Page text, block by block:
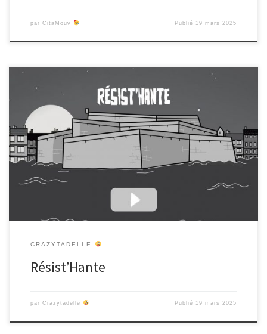
par CitaMouv Publié 19 mars 2025
Resist’Hante : Un outil pédagogique immersif pour explorer les
multiples visages de la résistance. Conçu pour les enseignants et
les élèves de collège, Resist’Hante propose une expérience
interactive et sensorielle au cœur de la Citadelle et de la ville de
Marseille. Munis d’une lampe torche, les participant·es partent à la
CRAZYTADELLE
Résist’Hante
par Crazytadelle Publié 19 mars 2025